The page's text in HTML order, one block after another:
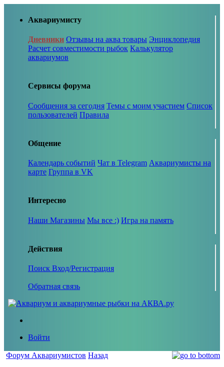
Аквариумисту
Дневники Отзывы на аква товары Энциклопедия
Расчет совместимости рыбок Калькулятор
аквариумов
Сервисы форума
Сообщения за сегодня Темы с моим участием Список
пользователей Правила
Общение
Календарь событий Чат в Telegram Аквариумисты на
карте Группа в VK
Интересно
Наши Магазины Мы все :) Игра на память
Действия
Поиск Вход/Регистрация
Обратная связь
Войти
Форум Аквариумистов Назад